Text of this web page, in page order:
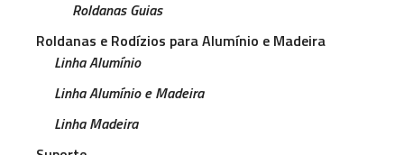
Roldanas Guias
Roldanas e Rodízios para Alumínio e Madeira
Linha Alumínio
Linha Alumínio e Madeira
Linha Madeira